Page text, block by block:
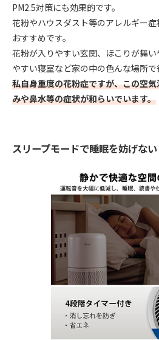
PM2.5対策にも効果的です。
花粉やハウスダスト等のアレルギー
おすすめです。
花粉が入りやすい玄関、ほこりが舞
やすい寝室など家の中の色んな場所で
私自身重度の花粉症ですが、この空
みや鼻水等の症状が和らいでいます。
スリープモードで睡眠を妨げない